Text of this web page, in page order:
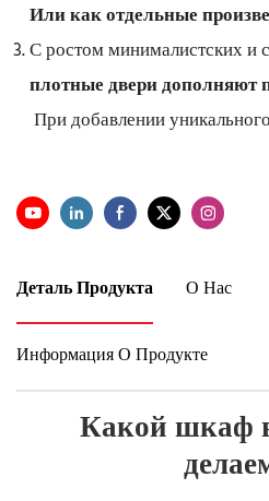
Или как отдельные
С ростом минималистских и
плотные двери дополняют
При добавлении
Деталь Продукта О Нас
Информация О Продукте
Какой шкаф